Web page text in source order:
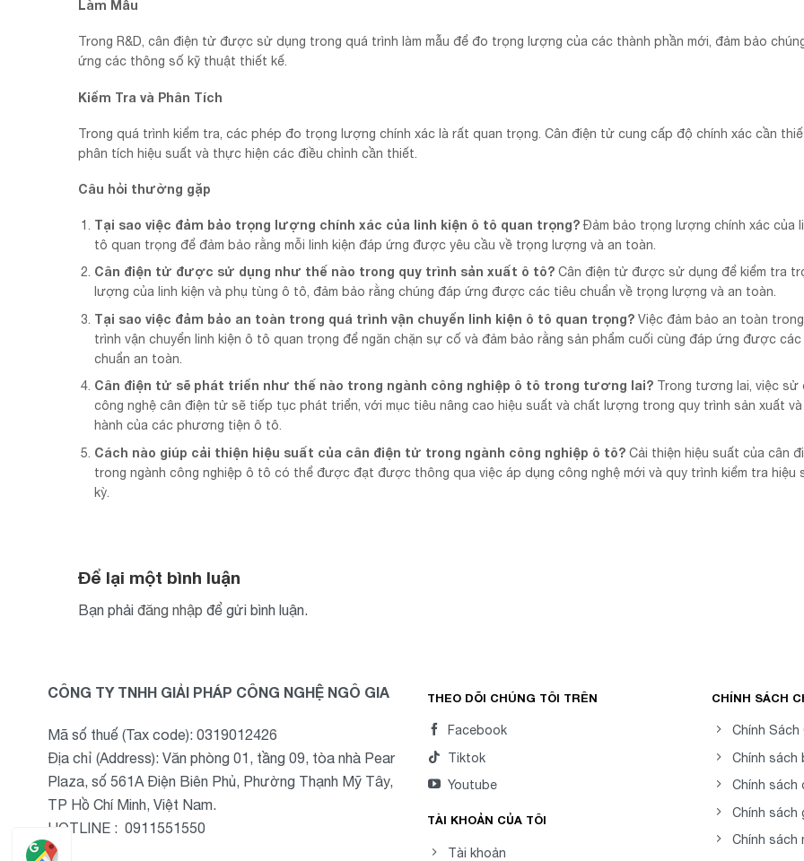
Làm Mẫu
Trong R&D, cân điện tử được sử dụng trong quá trình làm mẫu để đo trọng lượng của các thành phần mới, đảm bảo
ứng các thông số kỹ thuật thiết kế.
Kiểm Tra và Phân Tích
Trong quá trình kiểm tra, các phép đo trọng lượng chính xác là rất quan trọng. Cân điện tử cung cấp độ chính xác cần
phân tích hiệu suất và thực hiện các điều chỉnh cần thiết.
Câu hỏi thường gặp
Tại sao việc đảm bảo trọng lượng chính xác của linh kiện ô tô quan trọng?Đảm bảo trọng lượng chính xác của
tô quan trọng để đảm bảo rằng mỗi linh kiện đáp ứng được yêu cầu về trọng lượng và an toàn.
Cân điện tử được sử dụng như thế nào trong quy trình sản xuất ô tô? Cân điện tử được sử dụng để kiểm tra
lượng của linh kiện và phụ tùng ô tô, đảm bảo rằng chúng đáp ứng được các tiêu chuẩn về trọng lượng và an toàn.
Tại sao việc đảm bảo an toàn trong quá trình vận chuyển linh kiện ô tô quan trọng? Việc đảm bảo an toàn
trình vận chuyển linh kiện ô tô quan trọng để ngăn chặn sự cố và đảm bảo rằng sản phẩm cuối cùng đáp ứng được các
chuẩn an toàn.
Cân điện tử sẽ phát triển như thế nào trong ngành công nghiệp ô tô trong tương lai? Trong tương lai, việc sử
công nghệ cân điện tử sẽ tiếp tục phát triển, với mục tiêu nâng cao hiệu suất và chất lượng trong quy trình sản xuất và
hành của các phương tiện ô tô.
Cách nào giúp cải thiện hiệu suất của cân điện tử trong ngành công nghiệp ô tô? Cải thiện hiệu suất của cân
trong ngành công nghiệp ô tô có thể được đạt được thông qua việc áp dụng công nghệ mới và quy trình kiểm tra hiệu
kỳ.
Để lại một bình luận
Bạn phải đăng nhập để gửi bình luận.
CÔNG TY TNHH GIẢI PHÁP CÔNG NGHỆ NGÔ GIA
Mã số thuế (Tax code): 0319012426
Địa chỉ (Address): Văn phòng 01, tầng 09, tòa nhà Pear
Plaza, số 561A Điện Biên Phủ, Phường Thạnh Mỹ Tây,
TP Hồ Chí Minh, Việt Nam.
HOTLINE : 0911551550
THEO DÕI CHÚNG TÔI TRÊN
Facebook
Tiktok
Youtube
TÀI KHOẢN CỦA TÔI
Tài khoản
CHÍNH SÁCH
Chính Sách
Chính sách
Chính sách
Chính sách
Chính sách